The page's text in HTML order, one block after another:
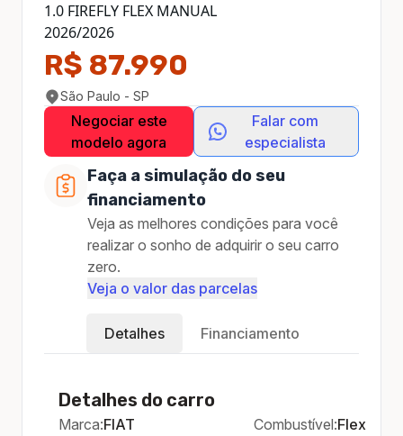
1.0 FIREFLY FLEX MANUAL
2026/2026
R$ 87.990
São Paulo - SP
Negociar este
modelo agora
Falar com
especialista
Faça a simulação do seu
financiamento
Veja as melhores condições para você
realizar o sonho de adquirir o seu carro
zero.
Veja o valor das parcelas
Detalhes Financiamento
Detalhes do carro
Marca:FIAT
Combustível:Flex